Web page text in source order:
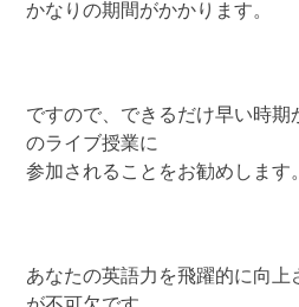
かなりの期間がかかります。
ですので、できるだけ早い時期
のライブ授業に
参加されることをお勧めします
あなたの英語力を飛躍的に向上